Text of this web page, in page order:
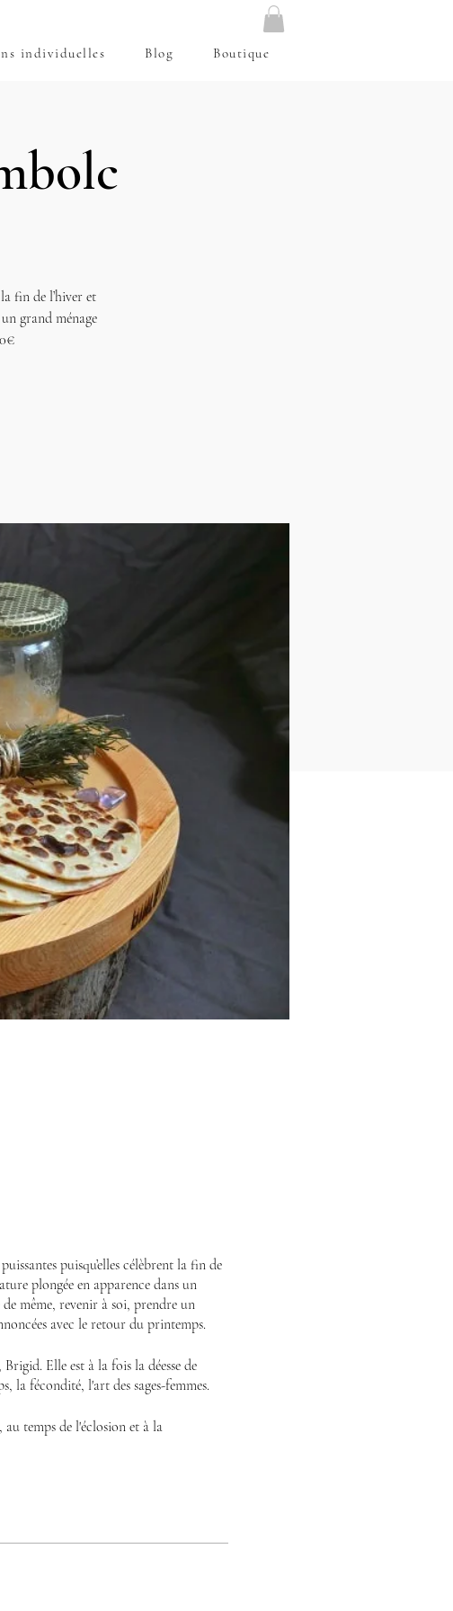
individuelles Blog Boutique
fin de l’hiver et
grand ménage
puisqu’elles célèbrent la fin de
plongée en apparence dans un
même, revenir à soi, prendre un
avec le retour du printemps.
Elle est à la fois la déesse de
la fécondité, l'art des sages-femmes.
temps de l'éclosion et à la
sacrées d'Imbolc